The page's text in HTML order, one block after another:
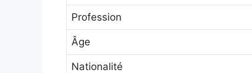
Profession
Âge
Nationalité